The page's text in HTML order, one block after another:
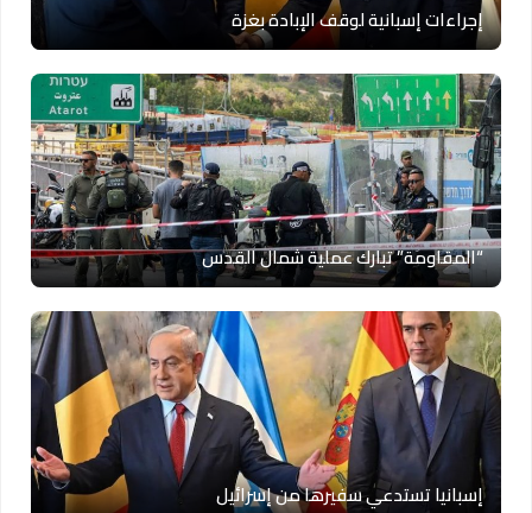
إجراءات إسبانية لوقف الإبادة بغزة
“المقاومة” تبارك عملية شمال القدس
إسبانيا تستدعي سفيرها من إسرائيل